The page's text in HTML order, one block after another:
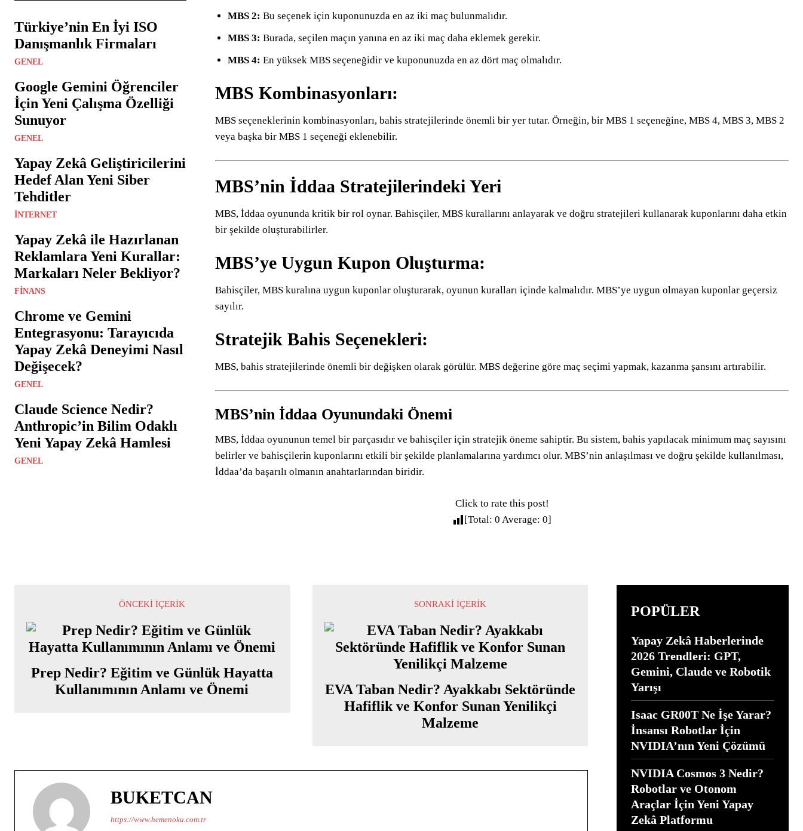
Türkiye’nin En İyi ISO
Danışmanlık Firmaları
GENEL
Google Gemini Öğrenciler
İçin Yeni Çalışma Özelliği
Sunuyor
GENEL
Yapay Zekâ Geliştiricilerini
Hedef Alan Yeni Siber
Tehditler
İNTERNET
Yapay Zekâ ile Hazırlanan
Reklamlara Yeni Kurallar:
Markaları Neler Bekliyor?
FINANS
Chrome ve Gemini
Entegrasyonu: Tarayıcıda
Yapay Zekâ Deneyimi Nasıl
Değişecek?
GENEL
Claude Science Nedir?
Anthropic’in Bilim Odaklı
Yeni Yapay Zekâ Hamlesi
GENEL
MBS 2: Bu seçenek için kuponunuzda en az iki maç bulunmalıdır.
MBS 3: Burada, seçilen maçın yanına en az iki maç daha eklemek gerekir.
MBS 4: En yüksek MBS seçeneğidir ve kuponunuzda en az dört maç olmalıdır.
MBS Kombinasyonları:
MBS seçeneklerinin kombinasyonları, bahis stratejilerinde önemli bir yer tutar. Örneğin, bir MBS 1 seçeneğine, MBS 4, MBS 3, MBS 2
veya başka bir MBS 1 seçeneği eklenebilir.
MBS’nin İddaa Stratejilerindeki Yeri
MBS, İddaa oyununda kritik bir rol oynar. Bahisçiler, MBS kurallarını anlayarak ve doğru stratejileri kullanarak kuponlarını daha etkin
bir şekilde oluşturabilirler.
MBS’ye Uygun Kupon Oluşturma:
Bahisçiler, MBS kuralına uygun kuponlar oluşturarak, oyunun kuralları içinde kalmalıdır. MBS’ye uygun olmayan kuponlar geçersiz
sayılır.
Stratejik Bahis Seçenekleri:
MBS, bahis stratejilerinde önemli bir değişken olarak görülür. MBS değerine göre maç seçimi yapmak, kazanma şansını artırabilir.
MBS’nin İddaa Oyunundaki Önemi
MBS, İddaa oyununun temel bir parçasıdır ve bahisçiler için stratejik öneme sahiptir. Bu sistem, bahis yapılacak minimum maç sayısını
belirler ve bahisçilerin kuponlarını etkili bir şekilde planlamalarına yardımcı olur. MBS’nin anlaşılması ve doğru şekilde kullanılması,
İddaa’da başarılı olmanın anahtarlarından biridir.
Click to rate this post!
[Total: 0 Average: 0]
ÖNCEKI İÇERIK
Prep Nedir? Eğitim ve Günlük Hayatta
Kullanımının Anlamı ve Önemi
SONRAKI İÇERIK
EVA Taban Nedir? Ayakkabı Sektöründe
Hafiflik ve Konfor Sunan Yenilikçi
Malzeme
BUKETCAN
https://www.hemenoku.com.tr
POPÜLER
Yapay Zekâ Haberlerinde
2026 Trendleri: GPT,
Gemini, Claude ve Robotik
Yarışı
Isaac GR00T Ne İşe Yarar?
İnsansı Robotlar İçin
NVIDIA’nın Yeni Çözümü
NVIDIA Cosmos 3 Nedir?
Robotlar ve Otonom
Araçlar İçin Yeni Yapay
Zekâ Platformu